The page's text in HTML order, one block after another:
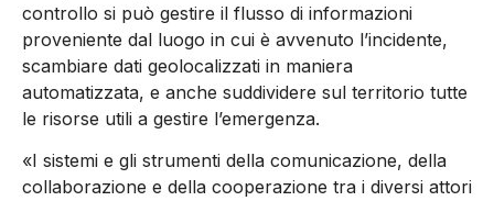
controllo si può gestire il flusso di informazioni
proveniente dal luogo in cui è avvenuto l’incidente,
scambiare dati geolocalizzati in maniera
automatizzata, e anche suddividere sul territorio tutte
le risorse utili a gestire l’emergenza.
«I sistemi e gli strumenti della comunicazione, della
collaborazione e della cooperazione tra i diversi attori